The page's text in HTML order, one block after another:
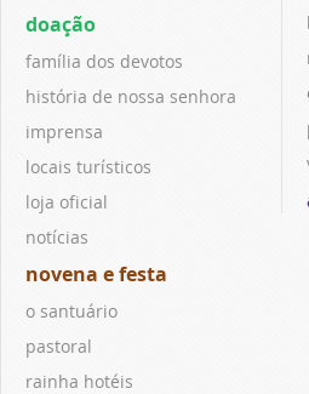
doação
família dos devotos
história de nossa senhora
imprensa
locais turísticos
loja oficial
notícias
novena e festa
o santuário
pastoral
rainha hotéis